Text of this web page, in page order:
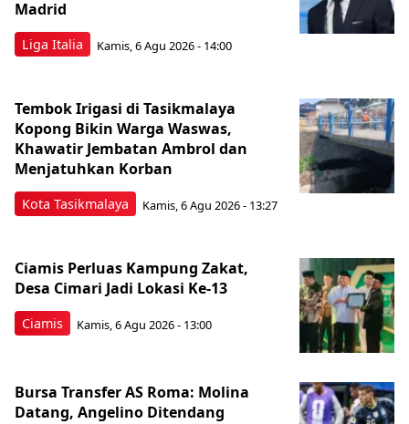
Liga Italia
Madrid
Kamis, 6 Agu 2026 - 14:00
Kota Tasikmalaya
Tembok Irigasi di Tasikmalaya
Kopong Bikin Warga Waswas,
Khawatir Jembatan Ambrol dan
Menjatuhkan Korban
Kamis, 6 Agu 2026 - 13:27
Ciamis
Ciamis Perluas Kampung Zakat,
Desa Cimari Jadi Lokasi Ke-13
Kamis, 6 Agu 2026 - 13:00
Bursa Transfer AS Roma: Molina
Datang, Angelino Ditendang